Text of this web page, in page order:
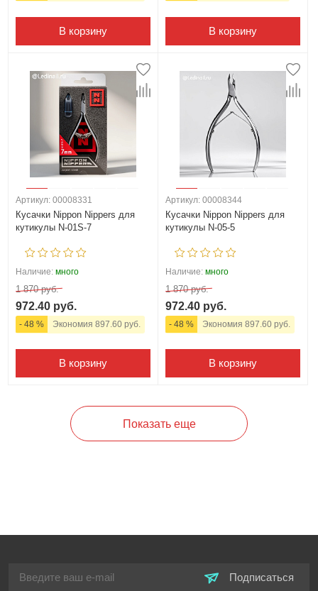
В корзину В корзину
Артикул: 00008331
Кусачки Nippon Nippers для
кутикулы N-01S-7
Наличие: много
1 870 руб.
972.40 руб.
- 48 % Экономия 897.60 руб.
В корзину
Артикул: 00008344
Кусачки Nippon Nippers для
кутикулы N-05-5
Наличие: много
1 870 руб.
972.40 руб.
- 48 % Экономия 897.60 руб.
В корзину
Показать еще
Подписаться